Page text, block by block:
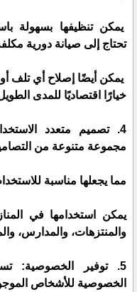
يمكن تنظيفها بسهولة
تحتاج إلى صيانة دورية
يمكن أيضًا إصلاح أي تلف أو
خيارًا اقتصاديًا للمدى
4. تصميم متعدد
مجموعة متنوعة من
مما يجعلها مناسبة
يمكن استخدامها في
والمنتزهات، والمدارس،
5. توفير الخصوصية:
الخصوصية للأشخاص